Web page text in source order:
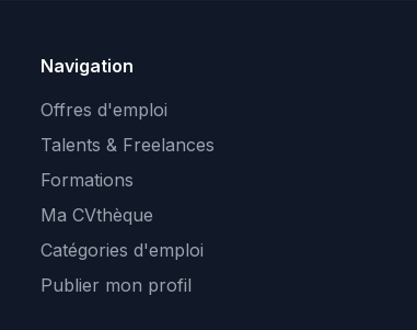
Navigation
Offres d'emploi
Talents & Freelances
Formations
Ma CVthèque
Catégories d'emploi
Publier mon profil